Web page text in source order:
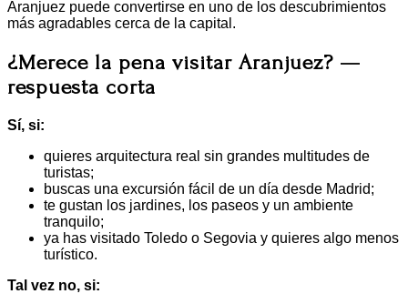
Aranjuez puede convertirse en uno de los descubrimientos
más agradables cerca de la capital.
¿Merece la pena visitar Aranjuez? —
respuesta corta
Sí, si:
quieres arquitectura real sin grandes multitudes de
turistas;
buscas una excursión fácil de un día desde Madrid;
te gustan los jardines, los paseos y un ambiente
tranquilo;
ya has visitado Toledo o Segovia y quieres algo menos
turístico.
Tal vez no, si: